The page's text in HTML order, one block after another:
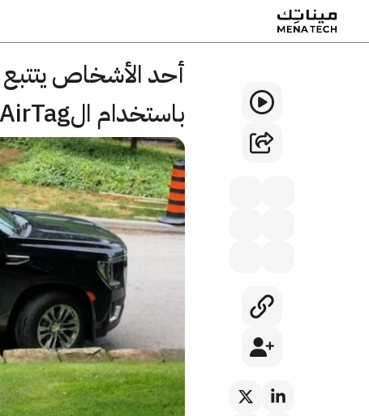
أحد الأشخاص يتتبع
باستخدام الAirTag